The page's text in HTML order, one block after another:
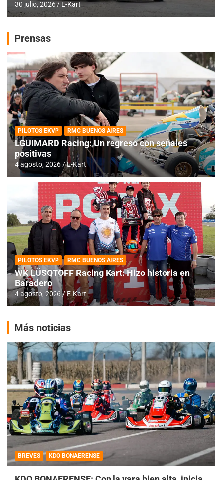
30 julio, 2026 E-Kart
Prensas
PILOTOS EKVP RMC BUENOS AIRES
LGUIMARD Racing: Un regreso con señales
positivas
4 agosto, 2026 E-Kart
PILOTOS EKVP RMC BUENOS AIRES
WK LÜSQTOFF Racing Kart: Hizo historia en
Baradero
4 agosto, 2026 E-Kart
Más noticias
BREVES KDO BONAERENSE